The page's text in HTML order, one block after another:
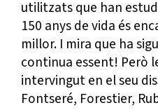
utilitzats que han
150 anys de vida és
millor. I mira que ha
continua essent! Però
intervingut en el seu
Fontseré, Forestier,